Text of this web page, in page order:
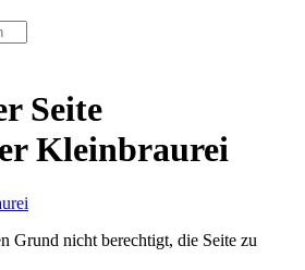
Seite
Kleinbraurei
Grund nicht berechtigt, die Seite zu